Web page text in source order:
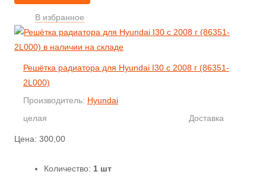
В избранное
Решётка радиатора для Hyundai I30 с 2008 г (86351-
2L000)
Производитель: Hyundai
целая
Доставка
Цена: 300,00
Количество: 1 шт